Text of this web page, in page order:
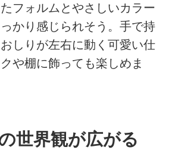
フォルムとやさしいカラー
かり感じられそう。手で持
しりが左右に動く可愛い仕
や棚に飾っても楽しめま
世界観が広がる